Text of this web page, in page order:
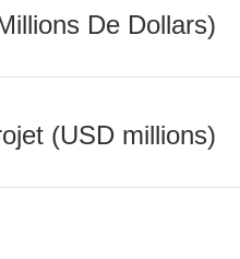
De Dollars)
(USD millions)